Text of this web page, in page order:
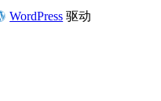
WordPress 驱动